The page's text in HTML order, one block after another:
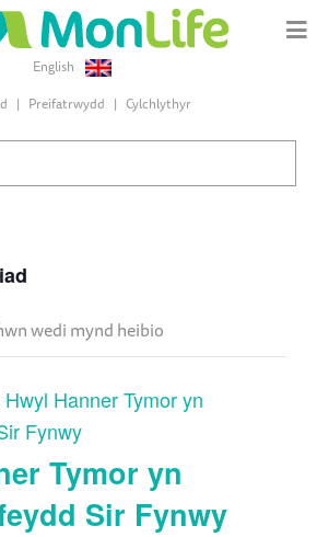
English
Preifatrwydd Cylchlythyr
wedi mynd heibio
Hwyl Hanner Tymor yn
Fynwy
Tymor yn
Sir Fynwy